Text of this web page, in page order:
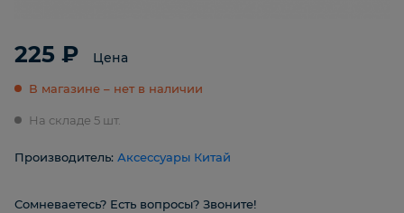
225 ₽ Цена
В магазине – нет в наличии
На складе 5 шт.
Производитель: Аксессуары Китай
Сомневаетесь? Есть вопросы? Звоните!